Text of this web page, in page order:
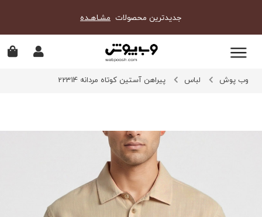
جدیدترین محصولات مشـاهـده
وب پوش لباس پیراهن آستین کوتاه مردانه 22314